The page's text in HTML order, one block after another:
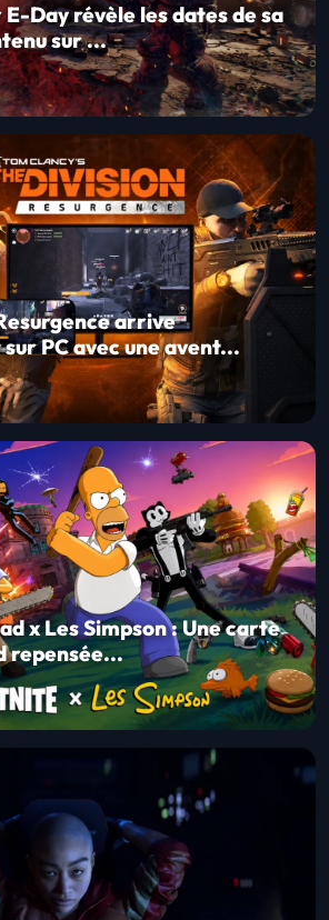
Day révèle les dates de sa
sur ...
arrive
PC avec une avent...
x Les Simpson : Une carte
repensée...